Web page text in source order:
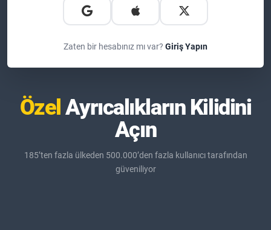
Özel Ayrıcalıkların Kilidini
Açın
185’ten fazla ülkeden 500.000’den fazla kullanıcı tarafından
güveniliyor
Zaten bir hesabınız mı var? Giriş Yapın